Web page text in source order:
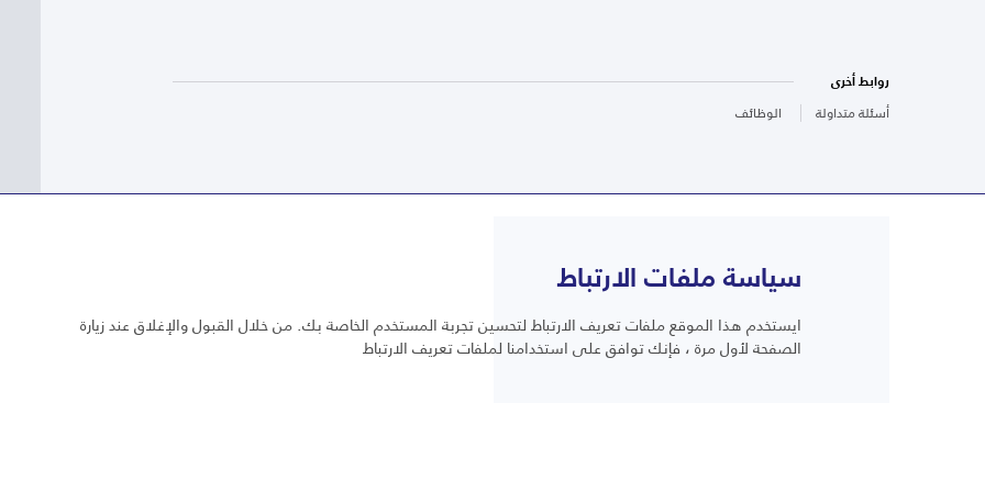
روابط أخرى
أسئلة متداولة
الوظائف
أسئلة متداولة
سياسة ملفات الارتباط
ايستخدم هذا الموقع ملفات تعريف الارتباط لتحسين تجربة المستخدم الخاصة بك. من خلال القبول والإغلاق عند زيارة
الصفحة لأول مرة ، فإنك توافق على استخدامنا لملفات تعريف الارتباط